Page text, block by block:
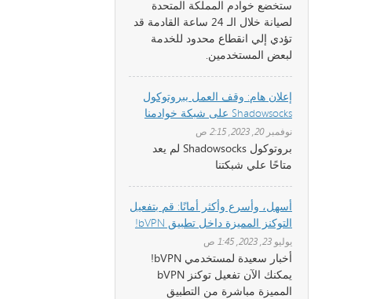
ستخضع خوادم المملكة المتحدة
لصيانة خلال الـ 24 ساعة القادمة قد
تؤدي إلي انقطاع محدود للخدمة
لبعض المستخدمين.
إعلان هام: وقف العمل ببروتوكول
Shadowsocks على شبكة خوادمنا
نوفمبر 20, 2023, 2:15 ص
بروتوكول Shadowsocks لم يعد
متاحًا علي شبكتنا
أسهل، وأسرع وأكثر أمانًا: قم بتفعيل
التوكنز المميزة داخل تطبيق bVPN!
يوليو 23, 2023, 1:45 ص
أخبار سعيدة لمستخدمي bVPN!
يمكنك الآن تفعيل توكنز bVPN
المميزة مباشرة من التطبيق